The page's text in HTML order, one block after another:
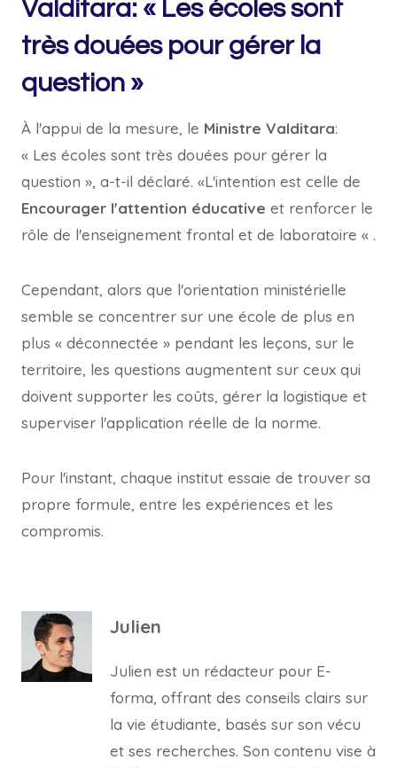
Valditara: « Les écoles sont
très douées pour gérer la
question »
À l'appui de la mesure, le Ministre Valditara:
« Les écoles sont très douées pour gérer la
question », a-t-il déclaré. «L'intention est celle de
Encourager l'attention éducative et renforcer le
rôle de l'enseignement frontal et de laboratoire « .
Cependant, alors que l'orientation ministérielle
semble se concentrer sur une école de plus en
plus « déconnectée » pendant les leçons, sur le
territoire, les questions augmentent sur ceux qui
doivent supporter les coûts, gérer la logistique et
superviser l'application réelle de la norme.
Pour l'instant, chaque institut essaie de trouver sa
propre formule, entre les expériences et les
compromis.
Julien
Julien est un rédacteur pour E-
forma, offrant des conseils clairs sur
la vie étudiante, basés sur son vécu
et ses recherches. Son contenu vise à